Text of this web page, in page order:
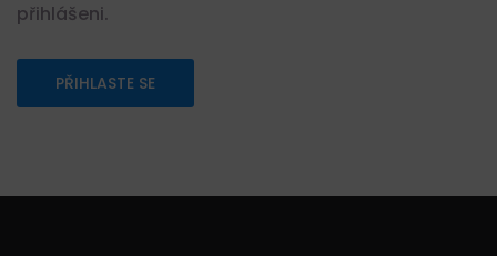
přihlášeni.
PŘIHLASTE SE